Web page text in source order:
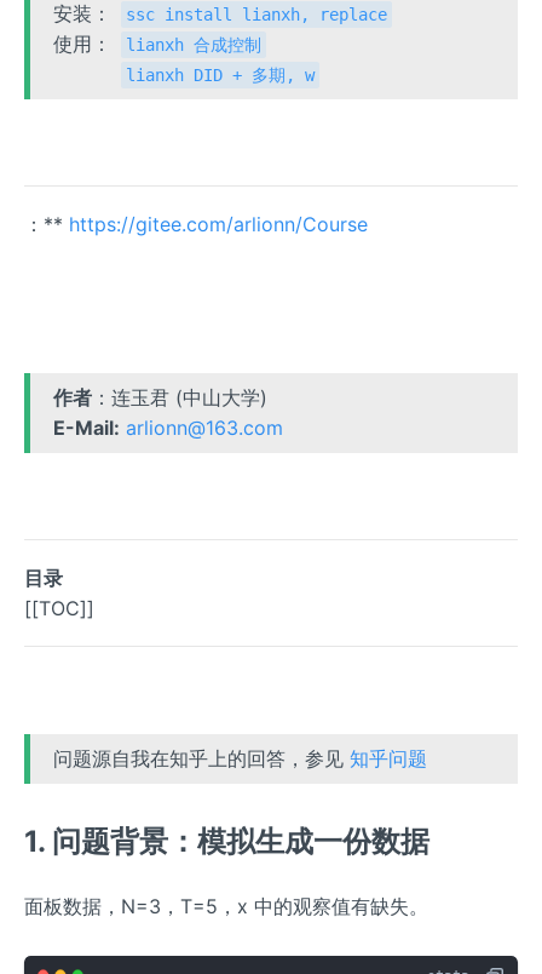
安装：
ssc install lianxh, replace
使用：
lianxh 合成控制
lianxh DID + 多期, w
：** https://gitee.com/arlionn/Course
作者 ：连玉君 (中山大学)
E-Mail: arlionn@163.com
目录
[[TOC]]
问题源自我在知乎上的回答，参见知乎问题
1. 问题背景：模拟生成一份数据
面板数据，N=3，T=5，x 中的观察值有缺失。